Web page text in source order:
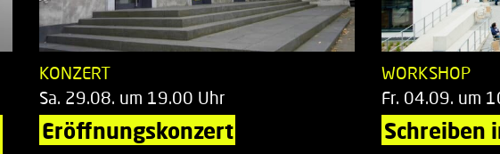
KONZERT
Sa. 29.08. um 19.00 Uhr
Eröffnungskonzert
WORKSHOP
Fr. 04.09. um
Schreiben